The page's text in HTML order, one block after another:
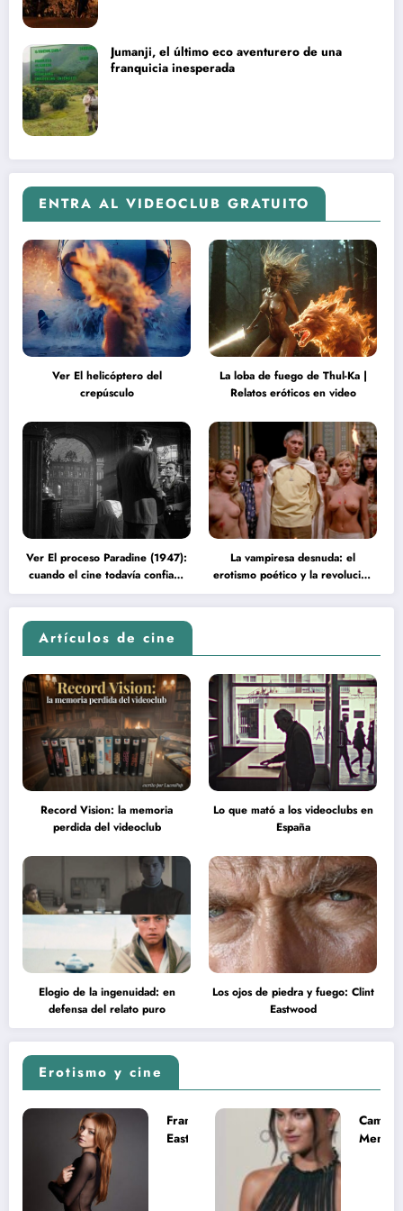
Jumanji, el último eco aventurero de una
franquicia inesperada
ENTRA AL VIDEOCLUB GRATUITO
Ver El helicóptero del
crepúsculo
La loba de fuego de Thul-Ka |
Relatos eróticos en video
Ver El proceso Paradine (1947):
cuando el cine todavía confiaba
en la inteligencia del espectador
La vampiresa desnuda: el
erotismo poético y la revolución
psicodélica de Jean Rollin
Artículos de cine
Record Vision: la memoria
perdida del videoclub
Lo que mató a los videoclubs en
España
Elogio de la ingenuidad: en
defensa del relato puro
Los ojos de piedra y fuego: Clint
Eastwood
Erotismo y cine
Francesca
Eastwood y
Camila
Mendes